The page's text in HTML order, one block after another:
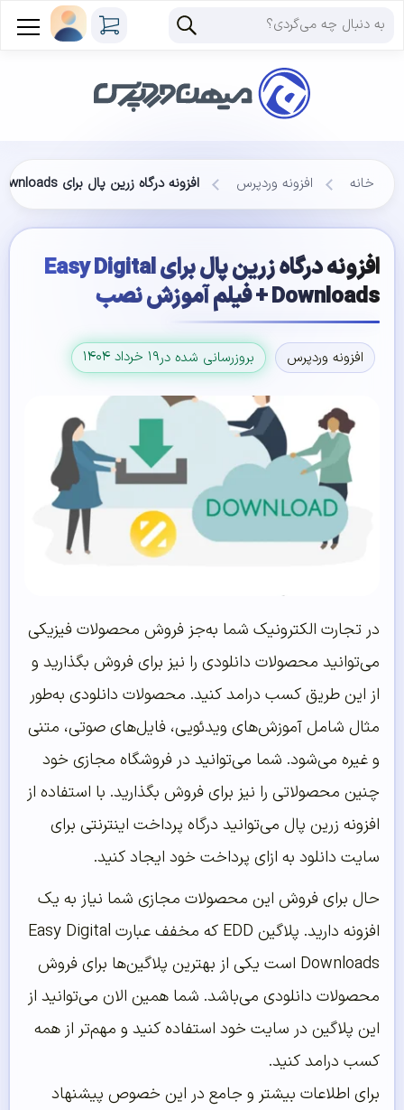
خانه افزونه وردپرس افزونه درگاه زرین پال برای Easy Digital Downloads + فیلم آموزش نصب
افزونه درگاه زرین پال برای Easy Digital
Downloads + فیلم آموزش نصب
افزونه وردپرس بروزرسانی شده در۱۹ خرداد ۱۴۰۴
در تجارت الکترونیک شما به‌جز فروش محصولات فیزیکی
می‌توانید محصولات دانلودی را نیز برای فروش بگذارید و
از این طریق کسب درامد کنید. محصولات دانلودی به‌طور
مثال شامل آموزش‌های ویدئویی، فایل‌های صوتی، متنی
و غیره می‌شود. شما می‌توانید در فروشگاه مجازی خود
چنین محصولاتی را نیز برای فروش بگذارید. با استفاده از
افزونه زرین پال می‌توانید درگاه پرداخت اینترنتی برای
سایت دانلود به ازای پرداخت خود ایجاد کنید.
حال برای فروش این محصولات مجازی شما نیاز به یک
افزونه دارید. پلاگین EDD که مخفف عبارت Easy Digital
Downloads است یکی از بهترین پلاگین‌ها برای فروش
محصولات دانلودی می‌باشد. شما همین الان می‌توانید از
این پلاگین در سایت خود استفاده کنید و مهم‌تر از همه
کسب درامد کنید.
برای اطلاعات بیشتر و جامع در این خصوص پیشنهاد